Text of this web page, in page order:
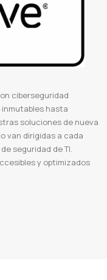
ciberseguridad
hasta
soluciones de nueva
van dirigidas a cada
seguridad de TI.
y optimizados